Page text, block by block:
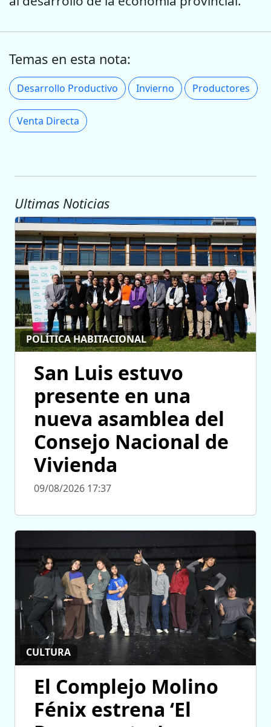
Temas en esta nota:
Desarrollo Productivo Invierno Productores
Venta Directa
Ultimas Noticias
POLÍTICA HABITACIONAL
San Luis estuvo
presente en una
nueva asamblea del
Consejo Nacional de
Vivienda
09/08/2026 17:37
CULTURA
El Complejo Molino
Fénix estrena ‘El